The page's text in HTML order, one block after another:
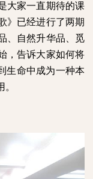
大家一直期待的课
》已经进行了两期
、自然升华品、觅
，告诉大家如何将
生命中成为一种本